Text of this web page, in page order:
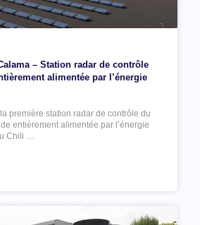
– Station radar de contrôle
alimentée par l’énergie
première station radar de contrôle du
entièrement alimentée par l’énergie
Chili …